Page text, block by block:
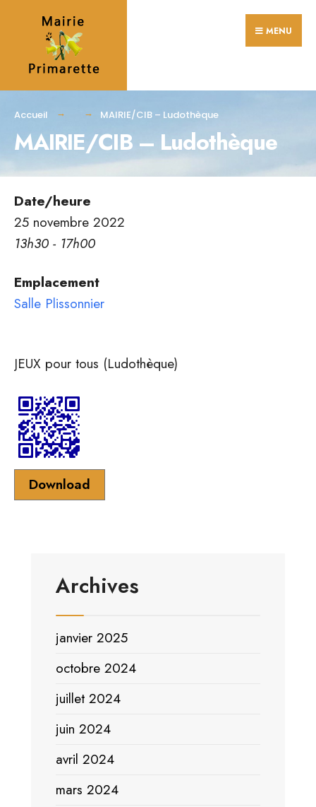
content
MENU
Accueil MAIRIE/CIB – Ludothèque
MAIRIE/CIB – Ludothèque
Date/heure
25 novembre 2022
13h30 - 17h00
Emplacement
Salle Plissonnier
JEUX pour tous (Ludothèque)
Download
Archives
janvier 2025
octobre 2024
juillet 2024
juin 2024
avril 2024
mars 2024
for: